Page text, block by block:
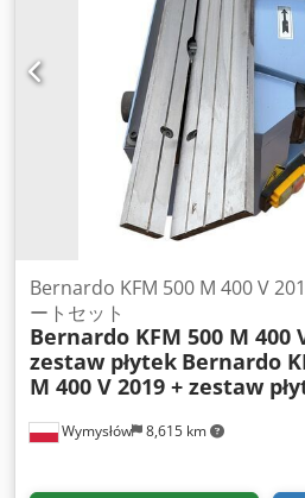
Wymysłów 8,615 km
Bernardo KFM 500 M 400 V
ートセット
Bernardo KFM 500 M 400
zestaw płytek Bernardo
M 400 V 2019 + zestaw